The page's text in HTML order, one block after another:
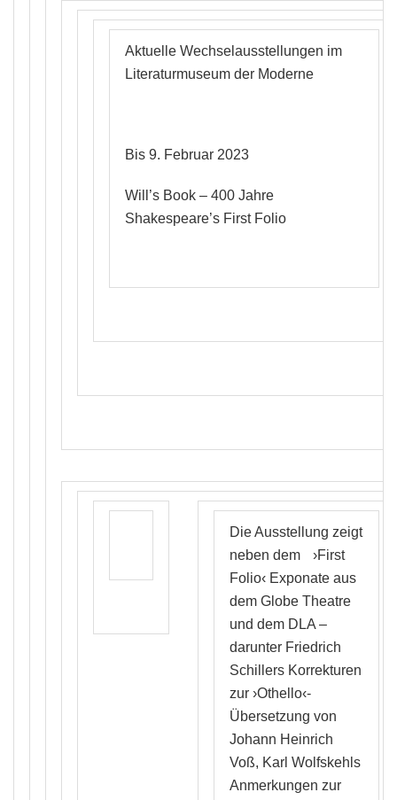
Aktuelle Wechselausstellungen im
Literaturmuseum der Moderne
Bis 9. Februar 2023
Will’s Book – 400 Jahre
Shakespeare’s First Folio
Die Ausstellung zeigt
neben dem
›First
Folio‹ Exponate aus
dem Globe Theatre
und dem DLA –
darunter Friedrich
Schillers Korrekturen
zur ›Othello‹-
Übersetzung von
Johann Heinrich
Voß, Karl Wolfskehls
Anmerkungen zur